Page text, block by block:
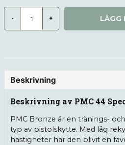
- + LÄGG
Beskrivning
Beskrivning av PMC 44
PMC Bronze är en tränings-
typ av pistolskytte. Med låg
hastigheter har den blivit en